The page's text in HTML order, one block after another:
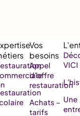
Appel
d’offre
restauration
Achats –
tarifs
VICI
Une